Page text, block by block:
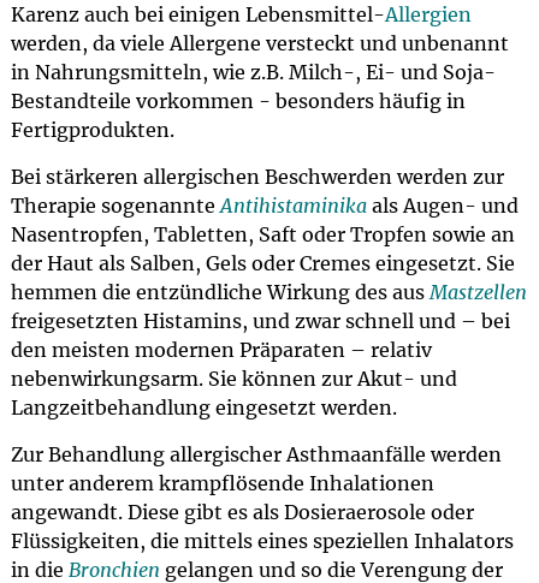
Karenz auch bei einigen Lebensmittel-Allergien
werden, da viele Allergene versteckt und unbenannt
in Nahrungsmitteln, wie z.B. Milch-, Ei- und Soja-
Bestandteile vorkommen - besonders häufig in
Fertigprodukten.
Bei stärkeren allergischen Beschwerden werden zur
Therapie sogenannteAntihistaminikaals Augen- und
Nasentropfen, Tabletten, Saft oder Tropfen sowie an
der Haut als Salben, Gels oder Cremes eingesetzt. Sie
hemmen die entzündliche Wirkung des ausMastzellen
freigesetzten Histamins, und zwar schnell und – bei
den meisten modernen Präparaten – relativ
nebenwirkungsarm. Sie können zur Akut- und
Langzeitbehandlung eingesetzt werden.
Zur Behandlung allergischer Asthmaanfälle werden
unter anderem krampflösende Inhalationen
angewandt. Diese gibt es als Dosieraerosole oder
Flüssigkeiten, die mittels eines speziellen Inhalators
in die Bronchien gelangen und so die Verengung der